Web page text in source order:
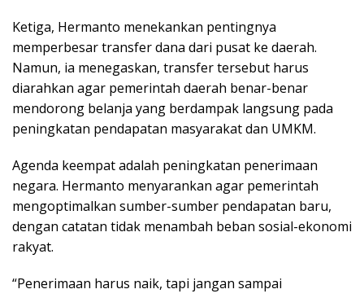
Ketiga, Hermanto menekankan pentingnya
memperbesar transfer dana dari pusat ke daerah.
Namun, ia menegaskan, transfer tersebut harus
diarahkan agar pemerintah daerah benar-benar
mendorong belanja yang berdampak langsung pada
peningkatan pendapatan masyarakat dan UMKM.
Agenda keempat adalah peningkatan penerimaan
negara. Hermanto menyarankan agar pemerintah
mengoptimalkan sumber-sumber pendapatan baru,
dengan catatan tidak menambah beban sosial-ekonomi
rakyat.
“Penerimaan harus naik, tapi jangan sampai